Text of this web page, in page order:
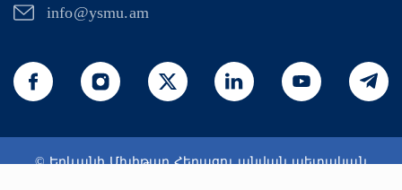
info@ysmu.am
© Երևանի Մխիթար Հերացու անվան պետական